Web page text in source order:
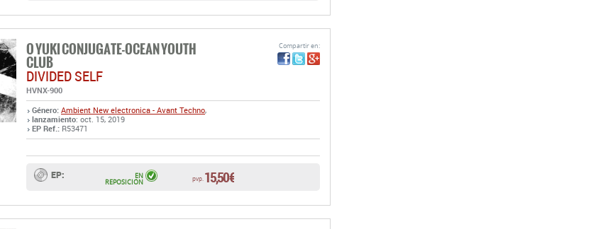
O YUKI CONJUGATE-OCEAN YOUTH
CLUB
DIVIDED SELF
HVNX-900
Género: Ambient New electronica - Avant Techno,
lanzamiento: oct. 15, 2019
EP Ref.: R53471
Compartir en:
EP: pvp. 15,50 €
EN
REPOSICIÓN